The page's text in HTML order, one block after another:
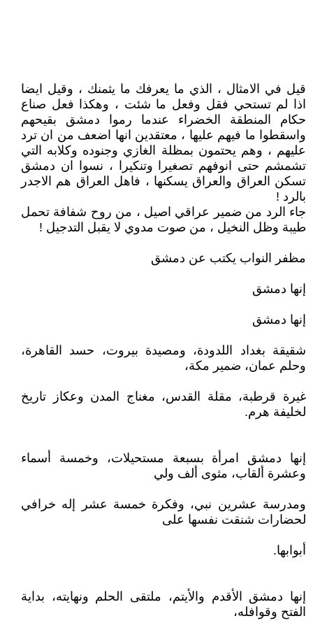
قيل في الامثال ، الذي ما يعرفك ما يثمنك ، وقيل ايضا
اذا لم تستحي فقل وفعل ما شئت ، وهكذا فعل صناع
حكام المنطقة الخضراء عندما رموا دمشق بقيحهم
واسقطوا ما فيهم عليها ، معتقدين انها اضعف من ان ترد
عليهم ، وهم يحتمون بمظلة الغازي وجنوده وكلابه التي
تشمشم حتى انوفهم تصغيرا وتنكيرا ، نسوا ان دمشق
تسكن العراق والعراق يسكنها ، فاهل العراق هم الاجدر
بالرد !
جاء الرد من ضمير عراقي اصيل ، من روح شفافة تحمل
طيبة وظل النخيل ، من صوت مدوي لا يقبل التدجيل !
مظفر النواب يكتب عن دمشق
إنها دمشق
إنها دمشق
شقيقة بغداد اللدودة، ومصيدة بيروت، حسد القاهرة،
وحلم عمان، ضمير مكة،
غيرة قرطبة، مقلة القدس، مغناج المدن وعكاز تاريخ
لخليفة هرم.‏‏‏‏‏
إنها دمشق امرأة بسبعة مستحيلات، وخمسة أسماء
وعشرة ألقاب، مثوى ألف ولي
ومدرسة عشرين نبي، وفكرة خمسة عشر إله خرافي
لحضارات شنقت نفسها على
أبوابها.‏‏‏‏‏
إنها دمشق الأقدم والأيتم، ملتقى الحلم ونهايته، بداية
الفتح وقوافله،